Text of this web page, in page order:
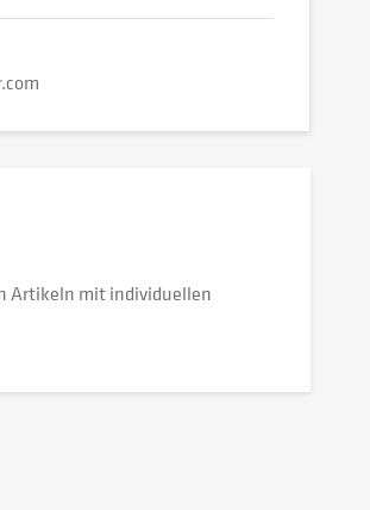
Artikeln mit individuellen